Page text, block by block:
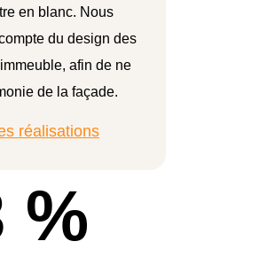
en blanc. Nous
du design des
afin de ne
de la façade.
réalisations
%